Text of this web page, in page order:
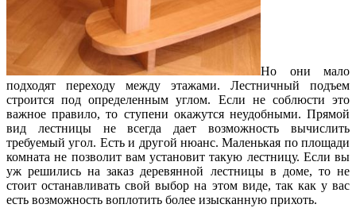
Но они мало
подходят переходу между этажами. Лестничный подъем
строится под определенным углом. Если не соблюсти это
важное правило, то ступени окажутся неудобными. Прямой
вид лестницы не всегда дает возможность вычислить
требуемый угол. Есть и другой нюанс. Маленькая по площади
комната не позволит вам установит такую лестницу. Если вы
уж решились на заказ деревянной лестницы в доме, то не
стоит останавливать свой выбор на этом виде, так как у вас
есть возможность воплотить более изысканную прихоть.